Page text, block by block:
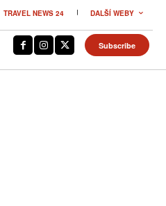
TRAVEL NEWS 24 DALŠÍ WEBY
Subscribe